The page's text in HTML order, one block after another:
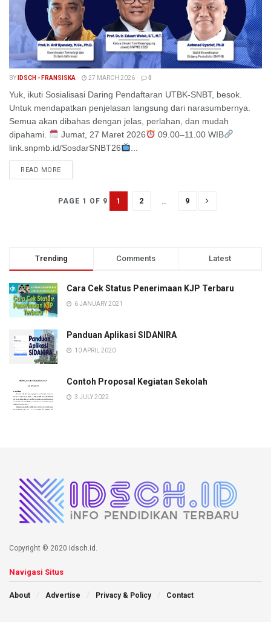
BY IDSCH - FRANSISKA 27 MARCH 2026 0
Yuk, ikuti Sosialisasi Daring Pendaftaran UTBK-SNBT, besok.
Untuk mendapatkan penjelasan langsung dari narasumbernya.
Semua akan dibahas dengan jelas, perlahan, dan mudah
dipahami.
Jumat, 27 Maret 2026
09.00–11.00 WIB
link.snpmb.id/SosdarSNBT26
READ MORE
PAGE 1 OF 9 1 2 … 9
Trending Comments Latest
Cara Cek Status Penerimaan KJP Terbaru
6 JANUARY 2021
Panduan Aplikasi SIDANIRA
10 APRIL 2020
Contoh Proposal Kegiatan Sekolah
3 JULY 2022
Copyright © 2020 idsch.id
Navigasi Situs
About Advertise Privacy & Policy Contact